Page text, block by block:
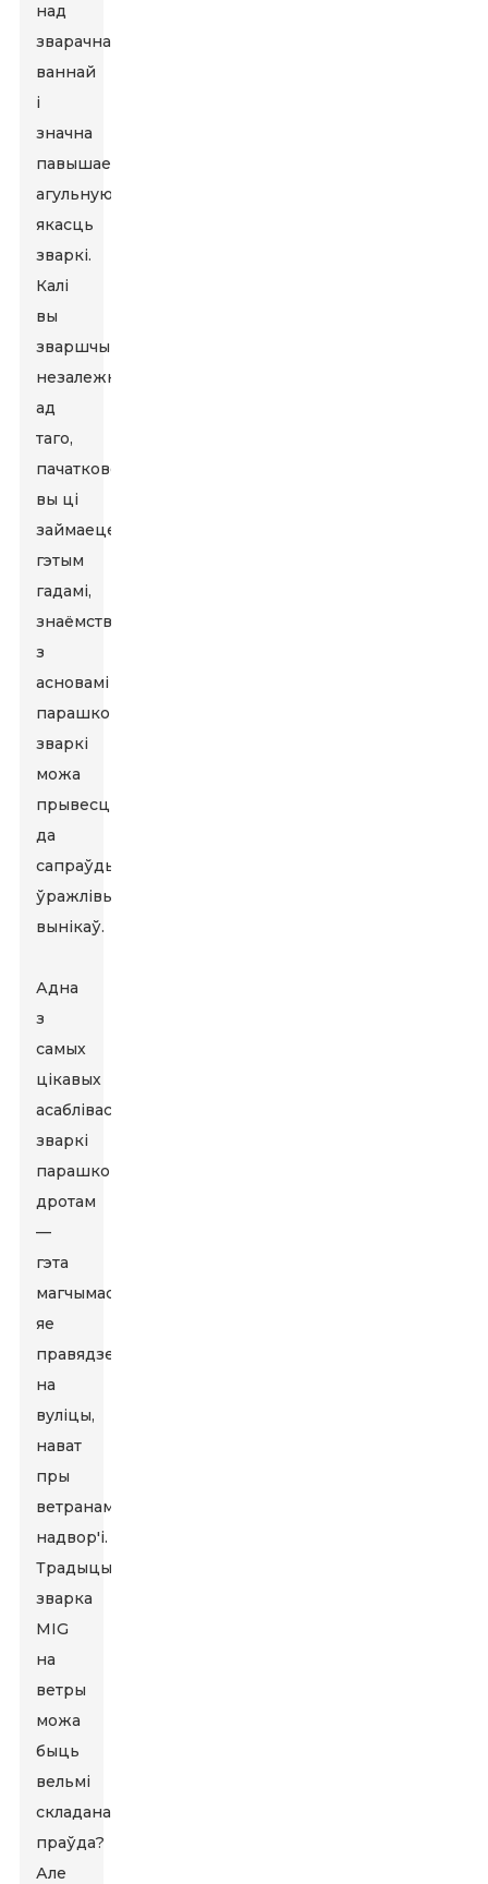
над
зварачнай
ваннай
і
значна
павышае
агульную
якасць
зваркі.
Калі
вы
зваршчык,
незалежна
ад
таго,
пачатковец
вы ці
займаецеся
гэтым
гадамі,
знаёмства
з
асновамі
парашковай
зваркі
можа
прывесці
да
сапраўды
ўражлівых
вынікаў.
Адна
з
самых
цікавых
асаблівасцей
зваркі
парашковым
дротам
—
гэта
магчымасць
яе
правядзення
на
вуліцы,
нават
пры
ветранам
надвор'і.
Традыцыйна
зварка
MIG
на
ветры
можа
быць
вельмі
складанай,
праўда?
Але